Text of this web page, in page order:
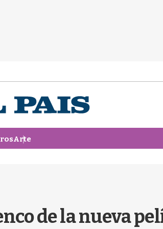
Arte
de la nueva